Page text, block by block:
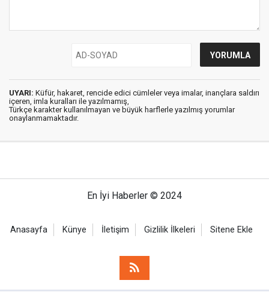
UYARI: Küfür, hakaret, rencide edici cümleler veya imalar, inançlara saldırı
içeren, imla kuralları ile yazılmamış,
Türkçe karakter kullanılmayan ve büyük harflerle yazılmış yorumlar
onaylanmamaktadır.
En İyi Haberler © 2024
Anasayfa Künye İletişim Gizlilik İlkeleri Sitene Ekle